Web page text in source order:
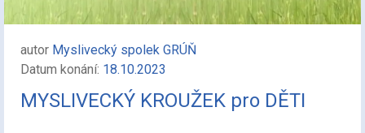
autor Myslivecký spolek GRÚŇ
Datum konání: 18.10.2023
MYSLIVECKÝ KROUŽEK pro DĚTI